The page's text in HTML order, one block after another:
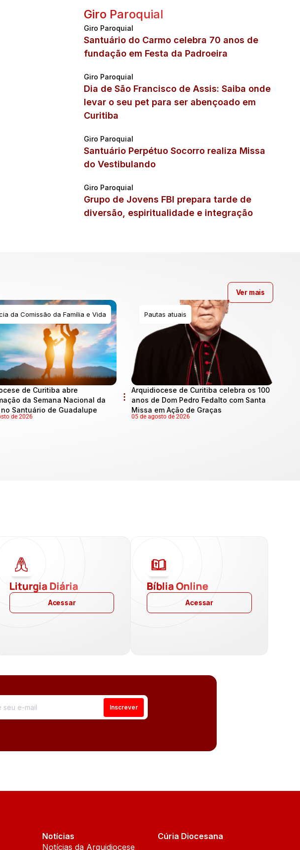
Giro Paroquial
Giro Paroquial
Santuário do Carmo celebra 70 anos de
fundação em Festa da Padroeira
Giro Paroquial
Dia de São Francisco de Assis: Saiba onde
levar o seu pet para ser abençoado em
Curitiba
Giro Paroquial
Santuário Perpétuo Socorro realiza Missa
do Vestibulando
Giro Paroquial
Grupo de Jovens FBI prepara tarde de
diversão, espiritualidade e integração
da Comissão da Família e Vida
de Curitiba abre
da Semana Nacional da
Santuário de Guadalupe
de 2026
Pautas atuais
Arquidiocese de Curitiba celebra os 100
anos de Dom Pedro Fedalto com Santa
Missa em Ação de Graças
05 de agosto de 2026
Ver mais
Liturgia Diária
Acessar
Bíblia Online
Acessar
Notícias
Notícias da Arquidiocese
Cúria Diocesana